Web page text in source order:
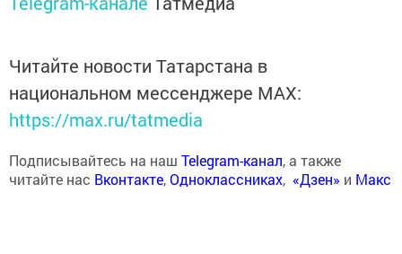
Читайте новости Татарстана в
национальном мессенджере MАХ:
https://max.ru/tatmedia
Подписывайтесь на наш Telegram-канал, а также
читайте нас Вконтакте,Одноклассниках, «Дзен» и Макс